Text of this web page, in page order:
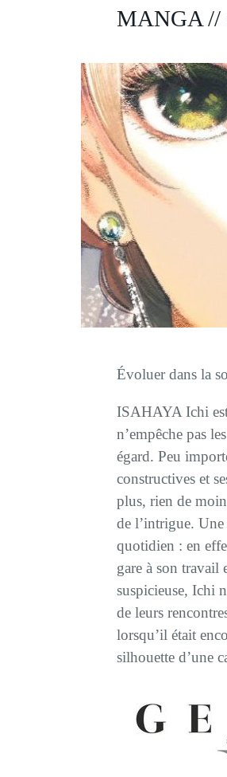
MANGA //
Évoluer dans la
ISAHAYA Ichi
n’empêche pas
égard. Peu
constructives et
plus, rien de
de l’intrigue.
quotidien : en
gare à son travail
suspicieuse, Ichi
de leurs
lorsqu’il était
silhouette d’une